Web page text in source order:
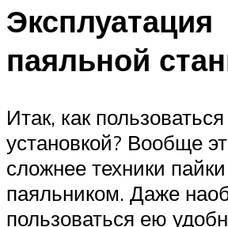
Эксплуатация
паяльной
Итак, как
установкой? Вообще
сложнее техники пайки
паяльником. Даже
пользоваться ею